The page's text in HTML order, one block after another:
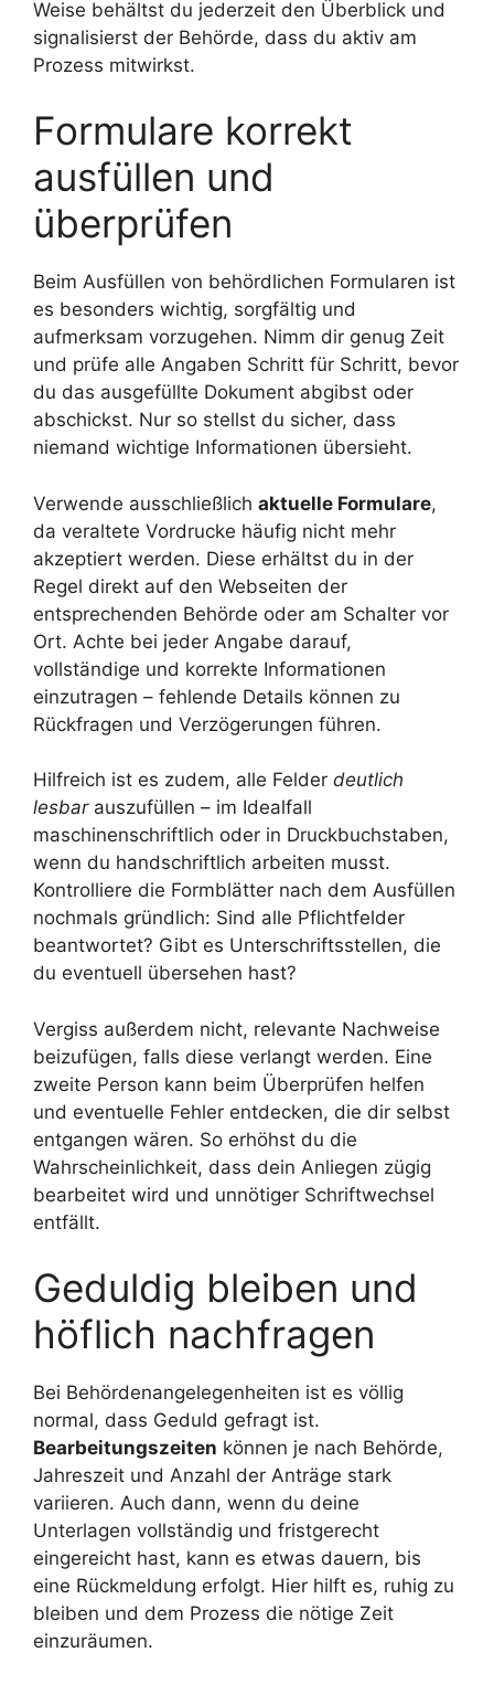
Weise behältst du jederzeit den Überblick und
signalisierst der Behörde, dass du aktiv am
Prozess mitwirkst.
Formulare korrekt
ausfüllen und
überprüfen
Beim Ausfüllen von behördlichen Formularen ist
es besonders wichtig, sorgfältig und
aufmerksam vorzugehen. Nimm dir genug Zeit
und prüfe alle Angaben Schritt für Schritt, bevor
du das ausgefüllte Dokument abgibst oder
abschickst. Nur so stellst du sicher, dass
niemand wichtige Informationen übersieht.
Verwende ausschließlich aktuelle Formulare,
da veraltete Vordrucke häufig nicht mehr
akzeptiert werden. Diese erhältst du in der
Regel direkt auf den Webseiten der
entsprechenden Behörde oder am Schalter vor
Ort. Achte bei jeder Angabe darauf,
vollständige und korrekte Informationen
einzutragen – fehlende Details können zu
Rückfragen und Verzögerungen führen.
Hilfreich ist es zudem, alle Felder deutlich
lesbarauszufüllen – im Idealfall
maschinenschriftlich oder in Druckbuchstaben,
wenn du handschriftlich arbeiten musst.
Kontrolliere die Formblätter nach dem Ausfüllen
nochmals gründlich: Sind alle Pflichtfelder
beantwortet? Gibt es Unterschriftsstellen, die
du eventuell übersehen hast?
Vergiss außerdem nicht, relevante Nachweise
beizufügen, falls diese verlangt werden. Eine
zweite Person kann beim Überprüfen helfen
und eventuelle Fehler entdecken, die dir selbst
entgangen wären. So erhöhst du die
Wahrscheinlichkeit, dass dein Anliegen zügig
bearbeitet wird und unnötiger Schriftwechsel
entfällt.
Geduldig bleiben und
höflich nachfragen
Bei Behördenangelegenheiten ist es völlig
normal, dass Geduld gefragt ist.
Bearbeitungszeiten können je nach Behörde,
Jahreszeit und Anzahl der Anträge stark
variieren. Auch dann, wenn du deine
Unterlagen vollständig und fristgerecht
eingereicht hast, kann es etwas dauern, bis
eine Rückmeldung erfolgt. Hier hilft es, ruhig zu
bleiben und dem Prozess die nötige Zeit
einzuräumen.